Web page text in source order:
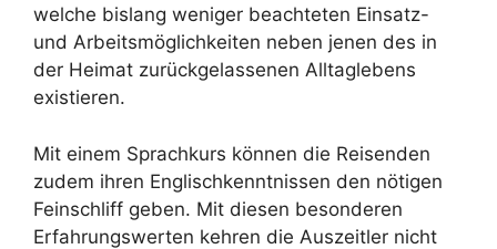
welche bislang weniger beachteten Einsatz-
und Arbeitsmöglichkeiten neben jenen des in
der Heimat zurückgelassenen Alltaglebens
existieren.
Mit einem Sprachkurs können die Reisenden
zudem ihren Englischkenntnissen den nötigen
Feinschliff geben. Mit diesen besonderen
Erfahrungswerten kehren die Auszeitler nicht